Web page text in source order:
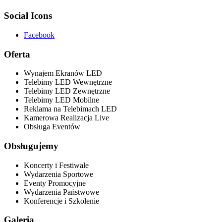
Social Icons
Facebook
Oferta
Wynajem Ekranów LED
Telebimy LED Wewnętrzne
Telebimy LED Zewnętrzne
Telebimy LED Mobilne
Reklama na Telebimach LED
Kamerowa Realizacja Live
Obsługa Eventów
Obsługujemy
Koncerty i Festiwale
Wydarzenia Sportowe
Eventy Promocyjne
Wydarzenia Państwowe
Konferencje i Szkolenie